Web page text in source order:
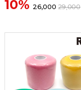
10% 26,000 29,000